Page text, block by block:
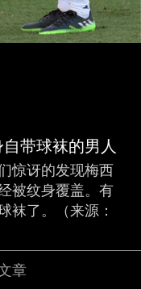
带球袜的男人
惊讶的发现梅西
被纹身覆盖。有
袜了。（来源：
章